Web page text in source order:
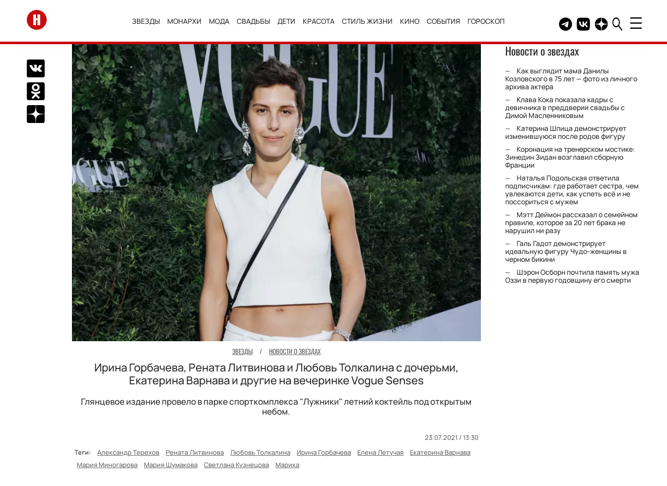
Перейти на главную
ЗВЕЗДЫ МОНАРХИ МОДА СВАДЬБЫ ДЕТИ КРАСОТА СТИЛЬ ЖИЗНИ КИНО СОБЫТИЯ ГОРОСКОП Telegram канал HELLO
Группа HELLO
Канал HELLO в
Поделиться Вконтакте
Поделиться в Одноклассниках
Подписаться на нас в Дзен
ЗВЕЗДЫ / НОВОСТИ О ЗВЕЗДАХ
Ирина Горбачева, Рената Литвинова и Любовь Толкалина с дочерьми,
Екатерина Варнава и другие на вечеринке Vogue Senses
Глянцевое издание провело в парке спорткомплекса "Лужники" летний коктейль под открытым
небом.
23.07.2021 / 13:30
Теги:
Александр Терехов Рената Литвинова Любовь Толкалина Ирина Горбачева Елена Летучая
Екатерина Варнава
Мария Миногарова
Мария Шумакова Светлана Кузнецова Марика
Новости о звездах
Как выглядит мама Данилы
Козловского в 75 лет — фото из личного
архива актера
Клава Кока показала кадры с
девичника в преддверии свадьбы с
Димой Масленниковым
Катерина Шпица демонстрирует
изменившуюся после родов фигуру
Коронация на тренерском мостике:
Зинедин Зидан возглавил сборную
Франции
Наталья Подольская ответила
подписчикам: где работает сестра, чем
увлекаются дети, как успеть всё и не
поссориться с мужем
Мэтт Деймон рассказал о семейном
правиле, которое за 20 лет брака не
нарушил ни разу
Галь Гадот демонстрирует
идеальную фигуру Чудо-женщины в
черном бикини
Шэрон Осборн почтила память мужа
Оззи в первую годовщину его смерти